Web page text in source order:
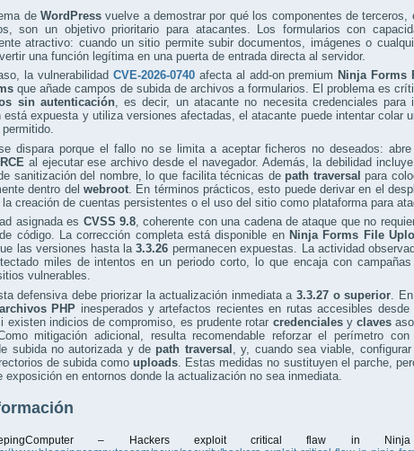
deWordPress vuelve a demostrar por qué los componentes de
son un objetivo prioritario para atacantes. Los formularios con
atractivo: cuando un sitio permite subir documentos, imágenes o
una función legítima en una puerta de entrada directa al servidor.
la vulnerabilidad CVE-2026-0740afecta al add-on premium Ninja Forms
que añade campos de subida de archivos a formularios. El problema es
sin autenticación, es decir, un atacante no necesita credenciales
está expuesta y utiliza versiones afectadas, el atacante puede intentar colar
dispara porque el fallo no se limita a aceptar ficheros no deseados:
RCE al ejecutar ese archivo desde el navegador. Además, la debilidad
sanitización del nombre, lo que facilita técnicas de path traversal para
dentro del webroot . En términos prácticos, esto puede derivar en el
creación de cuentas persistentes o el uso del sitio como plataforma para
asignada es CVSS 9.8, coherente con una cadena de ataque que no
código. La corrección completa está disponible en Ninja Forms File
las versiones hasta la3.3.26 permanecen expuestas. La actividad
miles de intentos en un periodo corto, lo que encaja con
vulnerables.
defensiva debe priorizar la actualización inmediata a 3.3.27 o superior .
archivos PHP inesperados y artefactos recientes en rutas accesibles
existen indicios de compromiso, es prudente rotar credencialesyclaves
mitigación adicional, resulta recomendable reforzar el perímetro
subida no autorizada y de path traversal
, y, cuando sea viable,
de subida comouploads . Estas medidas no sustituyen el parche,
exposición en entornos donde la actualización no sea inmediata.
– Hackers exploit critical flaw in